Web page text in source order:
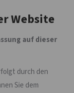
Website
auf dieser
durch den
Sie dem